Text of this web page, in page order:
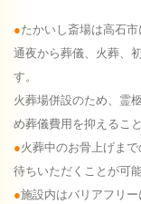
たかいし斎場は高石
通夜から葬儀、火葬、
す。
火葬場併設のため、霊
め葬儀費用を抑えるこ
火葬中のお骨上げま
待ちいただくことが可能
施設内はバリアフリ